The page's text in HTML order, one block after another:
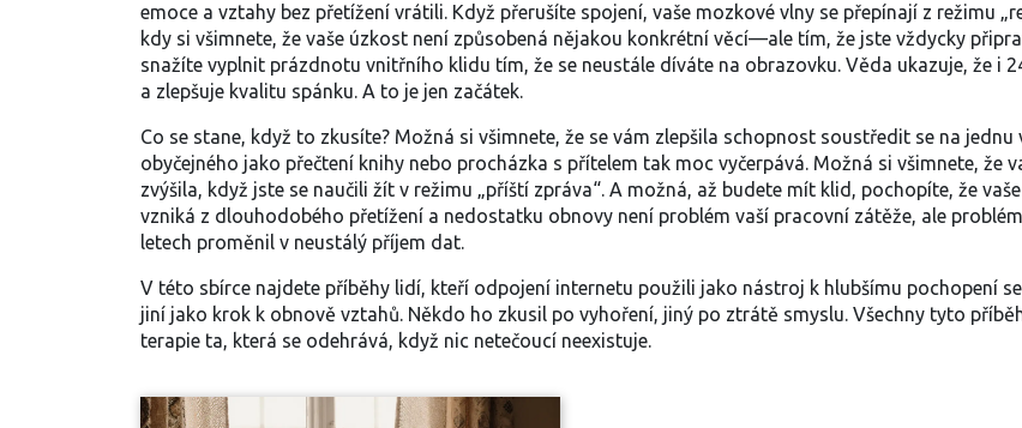
emoce a vztahy bez přetížení vrátili. Když přerušíte spojení, vaše mozkové vlny se přepínají z režimu
kdy si všimnete, že vaše úzkost není způsobená nějakou konkrétní věcí—ale tím, že jste vždycky
snažíte vyplnit prázdnotu vnitřního klidu tím, že se neustále díváte na obrazovku. Věda ukazuje, že i
a zlepšuje kvalitu spánku. A to je jen začátek.
Co se stane, když to zkusíte? Možná si všimnete, že se vám zlepšila schopnost soustředit se na
obyčejného jako přečtení knihy nebo procházka s přítelem tak moc vyčerpává. Možná si všimnete, že
zvýšila, když jste se naučili žít v režimu „příští zpráva“. A možná, až budete mít klid, pochopíte, že vaše
vzniká z dlouhodobého přetížení a nedostatku obnovy není problém vaší pracovní zátěže, ale
letech proměnil v neustálý příjem dat.
V této sbírce najdete příběhy lidí, kteří odpojení internetu použili jako nástroj k hlubšímu pochopení
jiní jako krok k obnově vztahů. Někdo ho zkusil po vyhoření, jiný po ztrátě smyslu. Všechny tyto
terapie ta, která se odehrává, když nic netečoucí neexistuje.